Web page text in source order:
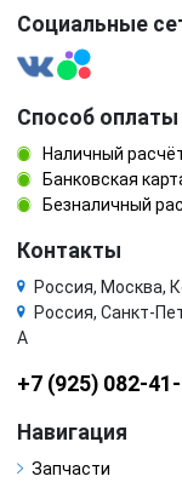
Социальные
Способ оплаты
Наличный
Банковская
Безналичный
Контакты
Россия, Москва,
Россия, Санкт-
А
+7 (925) 082-
Навигация
Запчасти